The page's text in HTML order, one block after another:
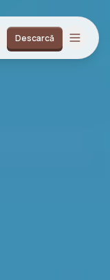
Descarcă